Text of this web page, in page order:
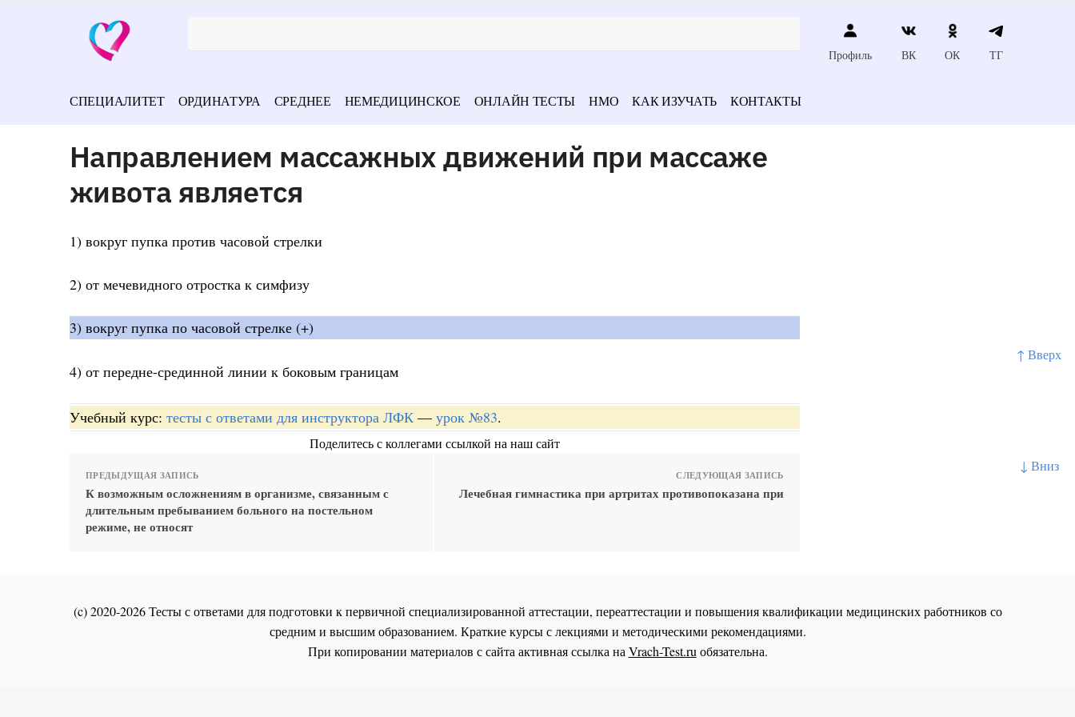
↑ Вверх
↓ Вниз
Профиль ВК ОК ТГ
СПЕЦИАЛИТЕТ ОРДИНАТУРА СРЕДНЕЕ НЕМЕДИЦИНСКОЕ ОНЛАЙН ТЕСТЫ НМО КАК ИЗУЧАТЬ КОНТАКТЫ
Направлением массажных движений при массаже
живота является
1) вокруг пупка против часовой стрелки
2) от мечевидного отростка к симфизу
3) вокруг пупка по часовой стрелке (+)
4) от передне-срединной линии к боковым границам
Учебный курс: тесты с ответами для инструктора ЛФК — урок №83.
Поделитесь с коллегами ссылкой на наш сайт
ПРЕДЫДУЩАЯ ЗАПИСЬ
К возможным осложнениям в организме, связанным с
длительным пребыванием больного на постельном
режиме, не относят
СЛЕДУЮЩАЯ ЗАПИСЬ
Лечебная гимнастика при артритах противопоказана при
(c) 2020-2026 Тесты с ответами для подготовки к первичной специализированной аттестации, переаттестации и повышения квалификации медицинских работников со
средним и высшим образованием. Краткие курсы с лекциями и методическими рекомендациями.
При копировании материалов с сайта активная ссылка наVrach-Test.ruобязательна.